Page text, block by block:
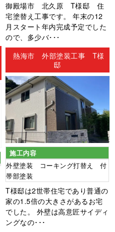
御殿場市 北久原 T様邸 住
宅塗替え工事です。 年末の12
月スタート年内完成予定でした
ので、多少バ･･･
熱海市 外部塗装工事 T様
邸
施工内容
外壁塗装 コーキング打替え 付
帯部塗装
T様邸は2世帯住宅であり普通の
家の1.5倍の大きさがあるお宅
でした。 外壁は高意匠サイディ
ングなの･･･